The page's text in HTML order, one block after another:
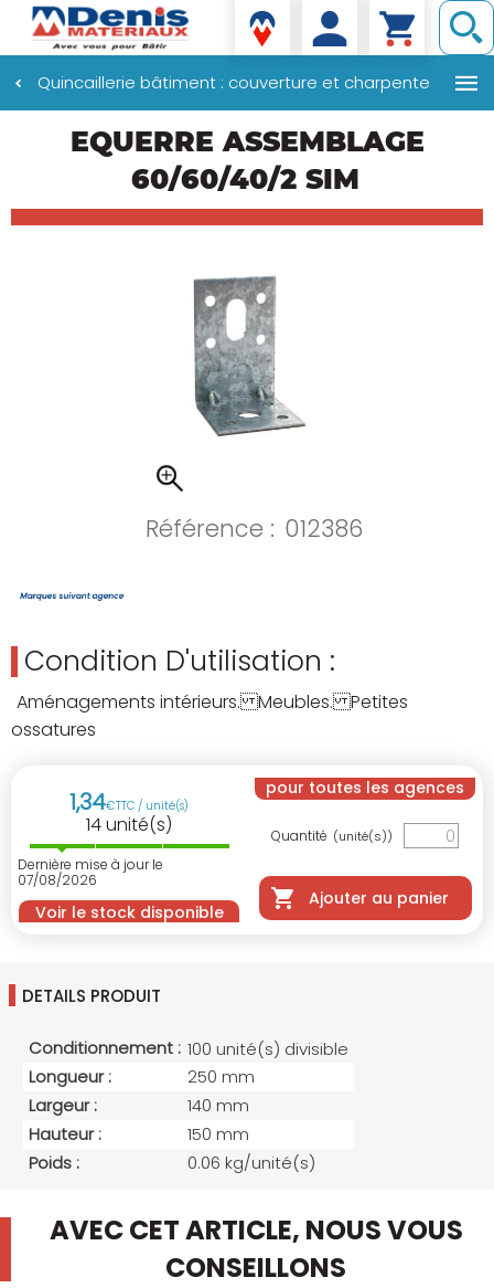
Denis matériaux
Quincaillerie bâtiment : couverture et charpente
EQUERRE ASSEMBLAGE
60/60/40/2 SIM
Référence : 012386
Condition D'utilisation :
Aménagements intérieurs. Meubles. Petites
ossatures
1,34€TTC / unité(s)
14unité(s)
Dernière mise à jour le
07/08/2026
Voir le stock disponible
pour toutes les agences
Quantité (unité(s))
Ajouter au panier
DETAILS PRODUIT
Conditionnement : 100 unité(s) divisible
Longueur :
250 mm
Largeur :
140 mm
Hauteur :
150 mm
Poids :
0.06 kg/unité(s)
AVEC CET ARTICLE, NOUS VOUS
CONSEILLONS